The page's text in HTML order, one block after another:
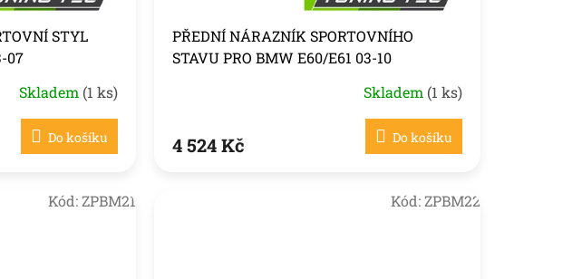
STYL
07
Skladem (1 ks)
Do košíku
PŘEDNÍ NÁRAZNÍK SPORTOVNÍHO
STAVU PRO BMW E60/E61 03-10
Skladem (1 ks)
4 524 Kč Do košíku
Kód:ZPBM21 Kód:ZPBM22